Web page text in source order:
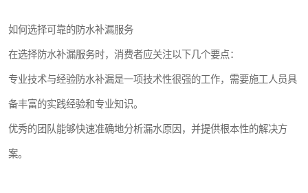
如何选择可靠的防水补漏服务
在选择防水补漏服务时，消费者应关注以下几个要点：
专业技术与经验防水补漏是一项技术性很强的工作，需要施工人员具
备丰富的实践经验和专业知识。
优秀的团队能够快速准确地分析漏水原因，并提供根本性的解决方
案。